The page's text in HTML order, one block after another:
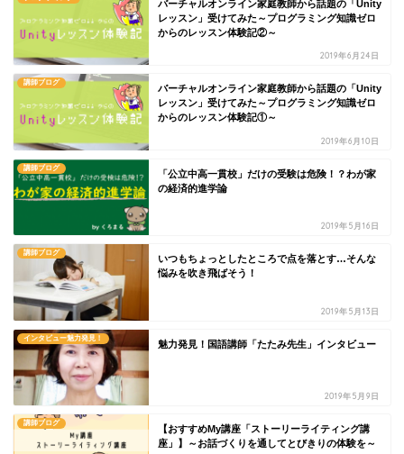
バーチャルオンライン家庭教師から話題の「Unity
レッスン」受けてみた～プログラミング知識ゼロ
からのレッスン体験記②～
2019年6月24日
講師ブログ
バーチャルオンライン家庭教師から話題の「Unity
レッスン」受けてみた～プログラミング知識ゼロ
からのレッスン体験記①～
2019年6月10日
講師ブログ
「公立中高一貫校」だけの受験は危険！？わが家
の経済的進学論
2019年5月16日
講師ブログ
いつもちょっとしたところで点を落とす…そんな
悩みを吹き飛ばそう！
2019年5月13日
インタビュー魅力発見！
魅力発見！国語講師「たたみ先生」インタビュー
2019年5月9日
講師ブログ
【おすすめMy講座「ストーリーライティング講
座」】～お話づくりを通してとびきりの体験を～